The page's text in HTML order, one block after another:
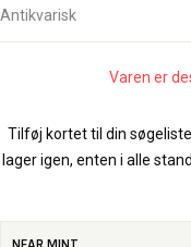
Antikvarisk
Varen er
Tilføj kortet til din
lager igen, enten i alle